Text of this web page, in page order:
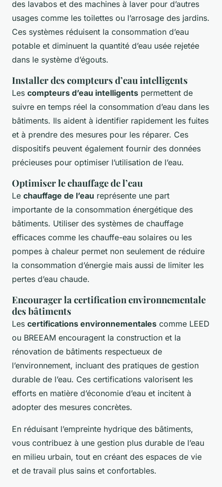
des lavabos et des machines à laver pour d’autres
usages comme les toilettes ou l’arrosage des jardins.
Ces systèmes réduisent la consommation d’eau
potable et diminuent la quantité d’eau usée rejetée
dans le système d’égouts.
Installer des compteurs d’eau intelligents
Les compteurs d’eau intelligents permettent de
suivre en temps réel la consommation d’eau dans les
bâtiments. Ils aident à identifier rapidement les fuites
et à prendre des mesures pour les réparer. Ces
dispositifs peuvent également fournir des données
précieuses pour optimiser l’utilisation de l’eau.
Optimiser le chauffage de l’eau
Le chauffage de l’eau représente une part
importante de la consommation énergétique des
bâtiments. Utiliser des systèmes de chauffage
efficaces comme les chauffe-eau solaires ou les
pompes à chaleur permet non seulement de réduire
la consommation d’énergie mais aussi de limiter les
pertes d’eau chaude.
Encourager la certification environnementale
des bâtiments
Les certifications environnementales comme LEED
ou BREEAM encouragent la construction et la
rénovation de bâtiments respectueux de
l’environnement, incluant des pratiques de gestion
durable de l’eau. Ces certifications valorisent les
efforts en matière d’économie d’eau et incitent à
adopter des mesures concrètes.
En réduisant l’empreinte hydrique des bâtiments,
vous contribuez à une gestion plus durable de l’eau
en milieu urbain, tout en créant des espaces de vie
et de travail plus sains et confortables.